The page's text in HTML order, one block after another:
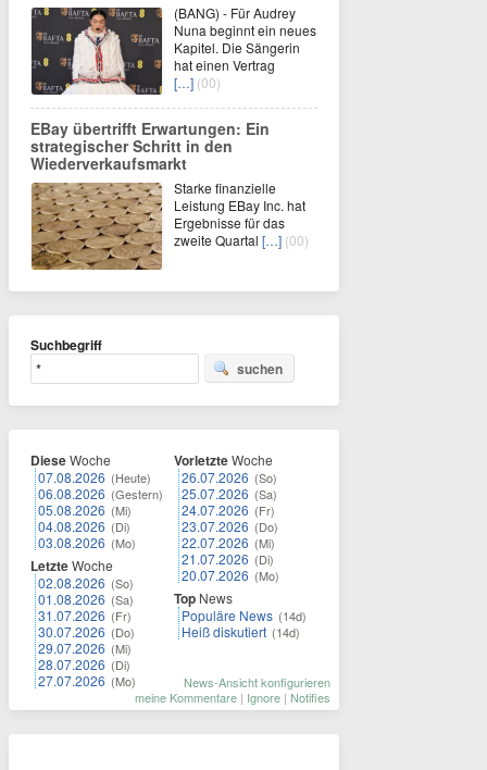
(BANG) - Für Audrey
Nuna beginnt ein neues
Kapitel. Die Sängerin
hat einen Vertrag
[…] (00)
EBay übertrifft Erwartungen: Ein
strategischer Schritt in den
Wiederverkaufsmarkt
Starke finanzielle
Leistung EBay Inc. hat
Ergebnisse für das
zweite Quartal […] (00)
Suchbegriff
suchen
DieseWoche
07.08.2026 (Heute)
06.08.2026 (Gestern)
05.08.2026 (Mi)
04.08.2026 (Di)
03.08.2026 (Mo)
LetzteWoche
02.08.2026 (So)
01.08.2026 (Sa)
31.07.2026 (Fr)
30.07.2026 (Do)
29.07.2026 (Mi)
28.07.2026 (Di)
27.07.2026 (Mo)
VorletzteWoche
26.07.2026 (So)
25.07.2026 (Sa)
24.07.2026 (Fr)
23.07.2026 (Do)
22.07.2026 (Mi)
21.07.2026 (Di)
20.07.2026 (Mo)
Top News
Populäre News (14d)
Heiß diskutiert (14d)
News-Ansicht konfigurieren
meine Kommentare | Ignore | Notifies